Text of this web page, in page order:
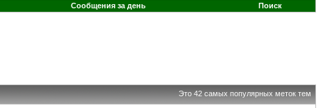
Сообщения за день Поиск
Это 42 самых популярных меток тем